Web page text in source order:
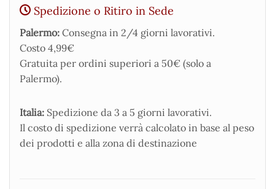
Spedizione o Ritiro in Sede
Palermo: Consegna in 2/4 giorni lavorativi.
Costo 4,99€
Gratuita per ordini superiori a 50€ (solo a
Palermo).
Italia: Spedizione da 3 a 5 giorni lavorativi.
Il costo di spedizione verrà calcolato in base al peso
dei prodotti e alla zona di destinazione